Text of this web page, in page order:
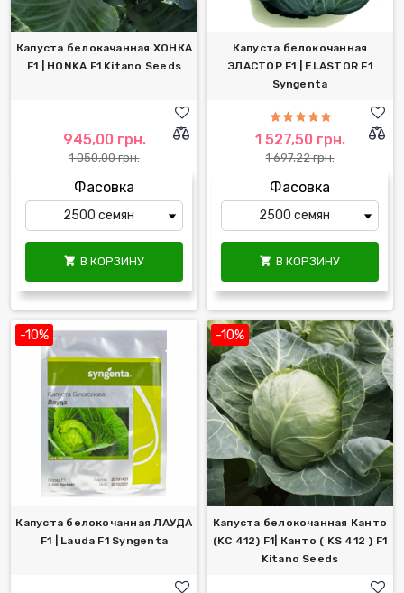
Капуста белокачанная ХОНКА
F1 | HONKA F1 Kitano Seeds
945,00 грн.
1 050,00 грн.
Фасовка
 В КОРЗИНУ
Капуста белокочанная
ЭЛАСТОР F1 | ELASTOR F1
Syngenta
1 527,50 грн.
1 697,22 грн.
Фасовка
 В КОРЗИНУ
-10%
Капуста белокочанная ЛАУДА
F1 | Lauda F1 Syngenta
-10%
Капуста белокочанная Канто
(KC 412) F1| Канто ( KS 412 ) F1
Kitano Seeds